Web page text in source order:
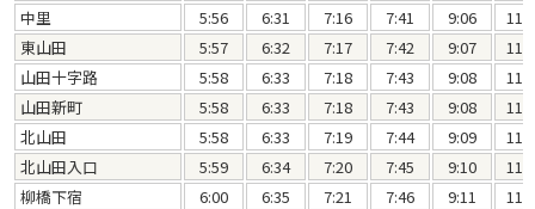
中里
5:56 6:31 7:16 7:41 9:06
東山田
5:57 6:32 7:17 7:42 9:07
山田十字路
5:58 6:33 7:18 7:43 9:08
山田新町
5:58 6:33 7:18 7:43 9:08
北山田
5:58 6:33 7:19 7:44 9:09
北山田入口
5:59 6:34 7:20 7:45 9:10
柳橋下宿
6:00 6:35 7:21 7:46 9:11